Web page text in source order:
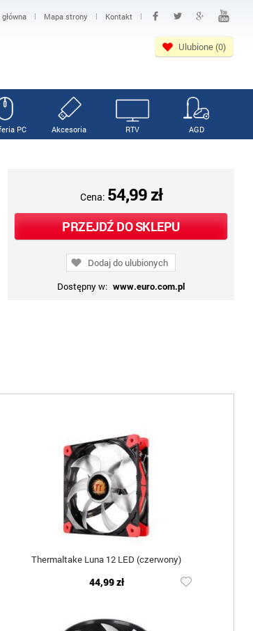
| Mapa strony | Kontakt |
Ulubione (0)
PC Akcesoria RTV AGD
Cena: 54,99 zł
PRZEJDŹ DO SKLEPU
Dodaj do ulubionych
Dostępny w: www.euro.com.pl
Thermaltake Luna 12 LED (czerwony)
44,99 zł